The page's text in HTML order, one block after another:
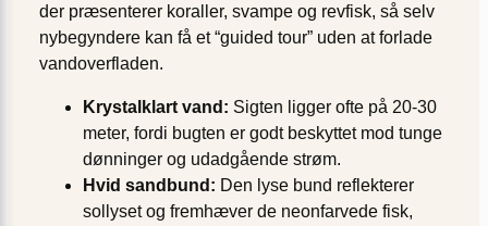
der præsenterer koraller, svampe og revfisk, så selv
nybegyndere kan få et “guided tour” uden at forlade
vandoverfladen.
Krystalklart vand: Sigten ligger ofte på 20-30
meter, fordi bugten er godt beskyttet mod tunge
dønninger og udadgående strøm.
Hvid sandbund: Den lyse bund reflekterer
sollyset og fremhæver de neonfarvede fisk,